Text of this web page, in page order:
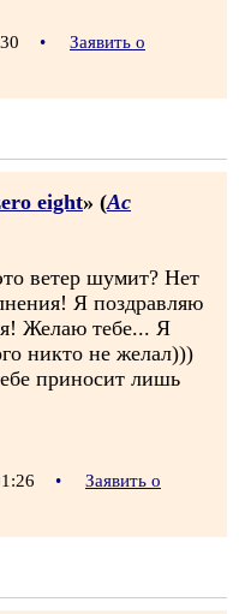
•
Заявить о
eight» (Ас
ветер шумит? Нет
Я поздравляю
Желаю тебе... Я
никто не желал)))
приносит лишь
•
Заявить о